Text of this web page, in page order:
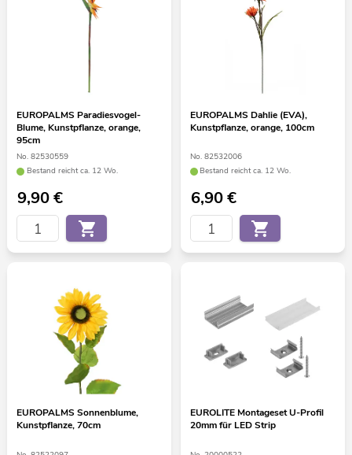
EUROPALMS Paradiesvogel-
Blume, Kunstpflanze, orange,
95cm
No. 82530559
Bestand reicht ca. 12 Wo.
9,90€
EUROPALMS Dahlie (EVA),
Kunstpflanze, orange, 100cm
No. 82532006
Bestand reicht ca. 12 Wo.
6,90€
EUROPALMS Sonnenblume,
Kunstpflanze, 70cm
EUROLITE Montageset U-Profil
20mm für LED Strip